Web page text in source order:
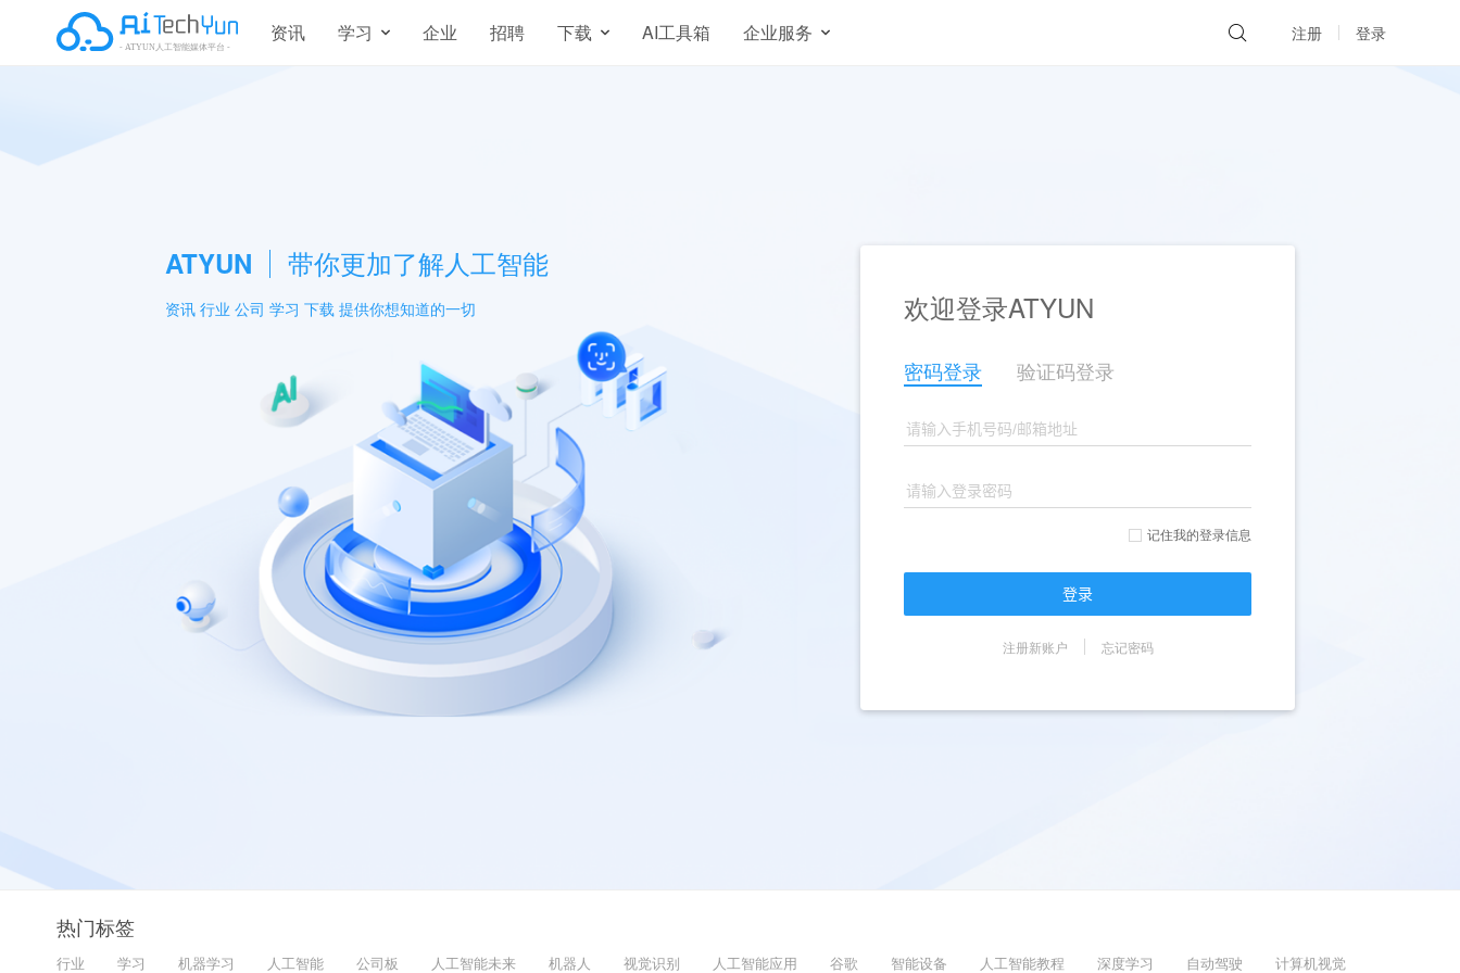
资讯 学习 企业 招聘 下载 AI工具箱 企业服务 注册 登录
ATYUN 带你更加了解人工智能
资讯 行业 公司 学习 下载 提供你想知道的一切 欢迎登录ATYUN
密码登录 验证码登录
记住我的登录信息
登录
注册新账户 忘记密码
热门标签
行业 学习 机器学习 人工智能 公司板 人工智能未来 机器人 视觉识别 人工智能应用 谷歌 智能设备 人工智能教程 深度学习 自动驾驶 计算机视觉